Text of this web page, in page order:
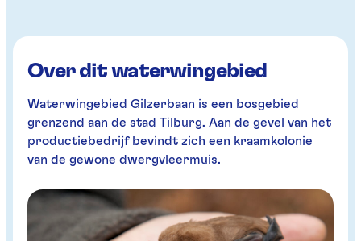
Over dit waterwingebied
Waterwingebied Gilzerbaan is een bosgebied
grenzend aan de stad Tilburg. Aan de gevel van het
productiebedrijf bevindt zich een kraamkolonie
van de gewone dwergvleermuis.